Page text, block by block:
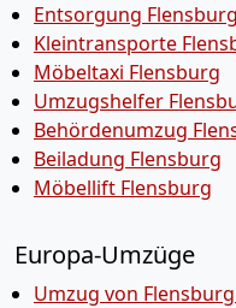
Entsorgung Flensburg
Kleintransporte
Möbeltaxi Flensburg
Umzugshelfer
Behördenumzug
Beiladung Flensburg
Möbellift Flensburg
Europa-Umzüge
Umzug von